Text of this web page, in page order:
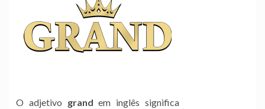
O adjetivo grand em inglês significa